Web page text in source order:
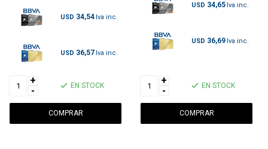
USD 34,54
USD 36,57
+
-
EN STOCK
USD 34,65
USD 36,69
+
-
EN STOCK